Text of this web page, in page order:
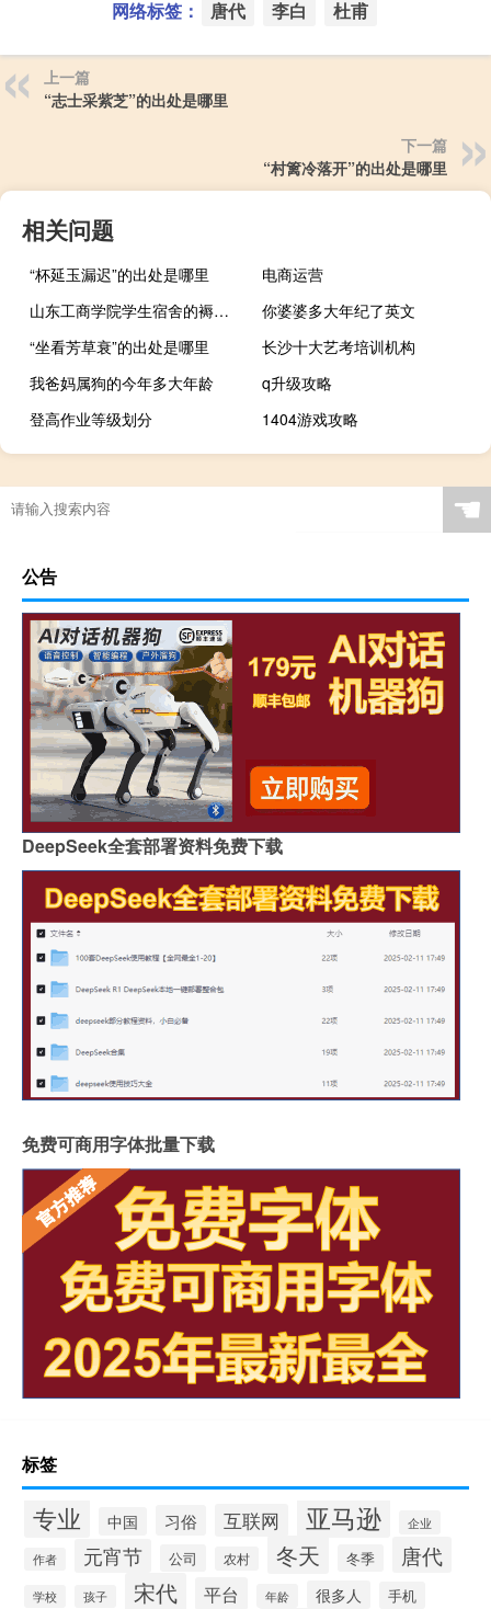
网络标签： 唐代 李白 杜甫
上一篇
“志士采紫芝”的出处是哪里
下一篇
“村篱冷落开”的出处是哪里
相关问题
“杯延玉漏迟”的出处是哪里
电商运营
山东工商学院学生宿舍的褥子尺寸是多少 山东工商学院宿舍
你婆婆多大年纪了英文
“坐看芳草衰”的出处是哪里
长沙十大艺考培训机构
我爸妈属狗的今年多大年龄
q升级攻略
登高作业等级划分
1404游戏攻略
☚
公告
DeepSeek全套部署资料免费下载
免费可商用字体批量下载
标签
专业 中国 习俗 互联网 亚马逊 企业
作者 元宵节 公司 农村 冬天 冬季 唐代
学校 孩子 宋代 平台 年龄 很多人 手机